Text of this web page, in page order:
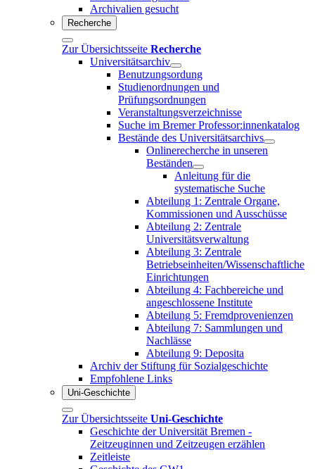
Archivalien gesucht
Recherche
Zur Übersichtsseite Recherche
Universitätsarchiv
Benutzungsordung
Studienordnungen und
Prüfungsordnungen
Veranstaltungsverzeichnisse
Suche im Bremer Professor:innenkatalog
Bestände des Universitätsarchivs
Onlinerecherche in unseren
Beständen
Anleitung für die
systematische Suche
Abteilung 1: Zentrale Organe,
Kommissionen und Ausschüsse
Abteilung 2: Zentrale
Universitätsverwaltung
Abteilung 3: Zentrale
Betriebseinheiten/Wissenschaftliche
Einrichtungen
Abteilung 4: Fachbereiche und
angeschlossene Institute
Abteilung 5: Fremdprovenienzen
Abteilung 7: Sammlungen und
Nachlässe
Abteilung 9: Deposita
Archiv der Stiftung für Sozialgeschichte
Empfohlene Links
Uni-Geschichte
Zur Übersichtsseite Uni-Geschichte
Geschichte der Universität Bremen -
Zeitzeuginnen und Zeitzeugen erzählen
Zeitleiste